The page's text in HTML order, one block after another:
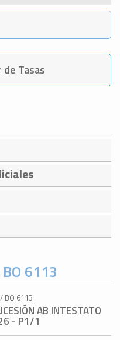
Tasas
BO 6113
BO 6113
AB INTESTATO
- P1/1